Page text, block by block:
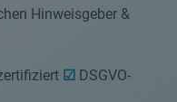
Hinweisgeber &
☑ DSGVO-